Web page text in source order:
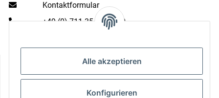
Alle akzeptieren
Konfigurieren
Kontaktformular
+49 (0) 711 35 13 16 00
Gesetzliche Informationen